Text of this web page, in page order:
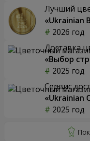
Лучший
«Ukrainian
2026 год
Доставка
«Выбор
2025 год
Сервис
«Ukrainian
2025 год